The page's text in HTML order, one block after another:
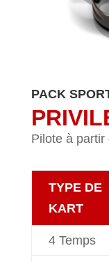
PACK
Pilote à
TYPE DE
KART
4 Temps